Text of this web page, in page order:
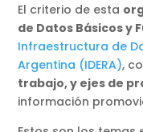
El criterio de esta
de Datos Básicos y
Infraestructura de
Argentina (IDERA),
trabajo, y ejes de
información